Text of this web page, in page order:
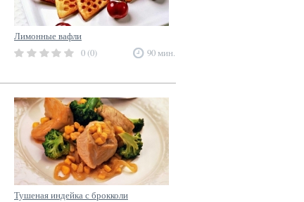
Лимонные вафли
0 (0)
90 мин.
Тушеная индейка с брокколи